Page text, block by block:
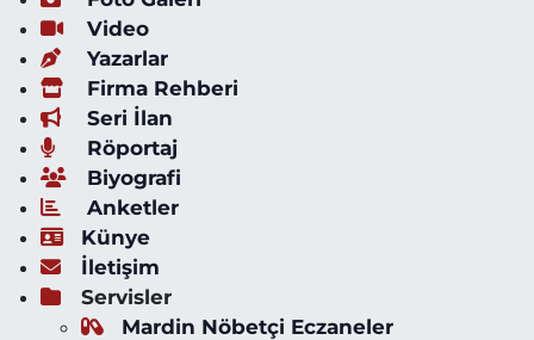
Video
Yazarlar
Firma Rehberi
Seri İlan
Röportaj
Biyografi
Anketler
Künye
İletişim
Servisler
Mardin Nöbetçi Eczaneler